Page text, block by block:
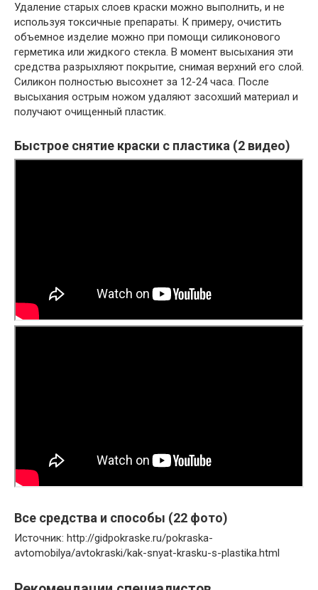
Удаление старых слоев краски можно выполнить, и не
используя токсичные препараты. К примеру, очистить
объемное изделие можно при помощи силиконового
герметика или жидкого стекла. В момент высыхания эти
средства разрыхляют покрытие, снимая верхний его слой.
Силикон полностью высохнет за 12-24 часа. После
высыхания острым ножом удаляют засохший материал и
получают очищенный пластик.
Быстрое снятие краски с пластика (2 видео)
Все средства и способы (22 фото)
Источник: http://gidpokraske.ru/pokraska-
avtomobilya/avtokraski/kak-snyat-krasku-s-plastika.html